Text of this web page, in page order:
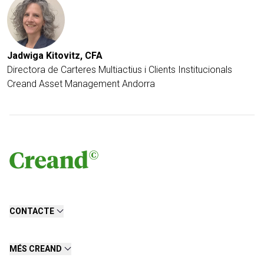
Jadwiga Kitovitz, CFA
Directora de Carteres Multiactius i Clients Institucionals
Creand Asset Management Andorra
CONTACTE
MÉS CREAND